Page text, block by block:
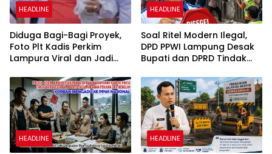
HEADLINE
Diduga Bagi-Bagi Proyek,
Foto Plt Kadis Perkim
Lampura Viral dan Jadi
Netizen
HEADLINE
Soal Ritel Modern Ilegal,
DPD PPWI Lampung Desak
Bupati dan DPRD Tindak
No 02/2016
HEADLINE HEADLINE